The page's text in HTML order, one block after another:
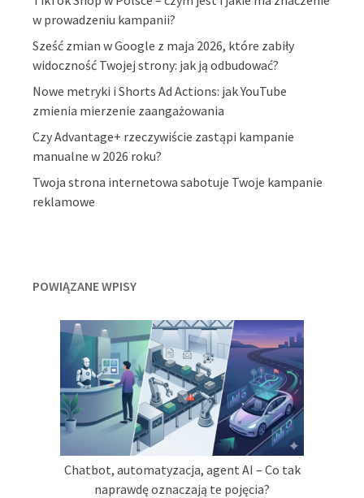
w prowadzeniu kampanii?
Sześć zmian w Google z maja 2026, które zabiły
widoczność Twojej strony: jak ją odbudować?
Nowe metryki i Shorts Ad Actions: jak YouTube
zmienia mierzenie zaangażowania
Czy Advantage+ rzeczywiście zastąpi kampanie
manualne w 2026 roku?
Twoja strona internetowa sabotuje Twoje kampanie
reklamowe
POWIĄZANE WPISY
Chatbot, automatyzacja, agent AI – Co tak
naprawdę oznaczają te pojęcia?